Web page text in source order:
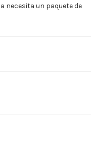
necesita un paquete de